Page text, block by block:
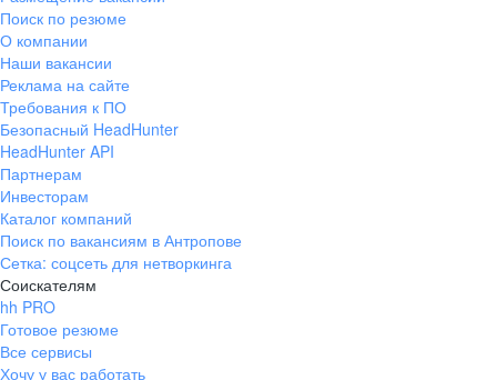
Поиск по резюме
О компании
Наши вакансии
Реклама на сайте
Требования к ПО
Безопасный HeadHunter
HeadHunter API
Партнерам
Инвесторам
Каталог компаний
Поиск по вакансиям в Антропове
Сетка: соцсеть для нетворкинга
Соискателям
hh PRO
Готовое резюме
Все сервисы
Хочу у вас работать